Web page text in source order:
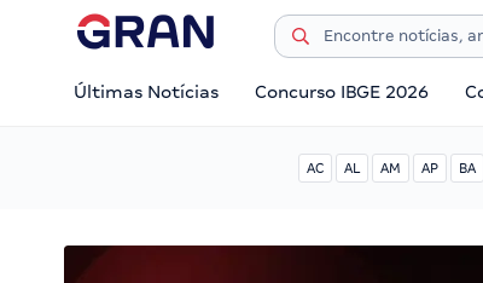
Últimas Notícias Concurso IBGE 2026
AC AL AM AP BA